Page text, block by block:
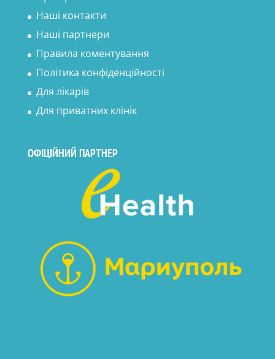
Наші контакти
Наші партнери
Правила коментування
Політика конфіденційності
Для лікарів
Для приватних клінік
ОФІЦІЙНИЙ ПАРТНЕР